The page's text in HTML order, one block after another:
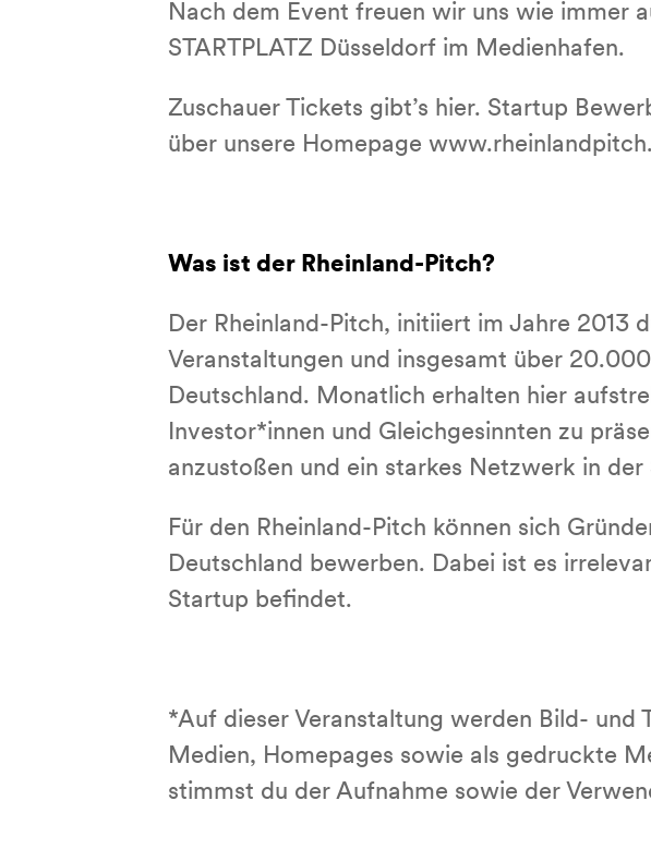
Nach dem Event freuen wir uns wie immer
STARTPLATZ Düsseldorf im Medienhafen.
Zuschauer Tickets gibt’s hier. Startup
über unsere Homepage
Was ist der Rheinland-Pitch?
Der Rheinland-Pitch, initiiert im Jahre 2013
Veranstaltungen und insgesamt über
Deutschland. Monatlich erhalten hier
Investor*innen und Gleichgesinnten zu
anzustoßen und ein starkes Netzwerk in der
Für den Rheinland-Pitch können sich
Deutschland bewerben. Dabei ist es
Startup befindet.
*Auf dieser Veranstaltung werden Bild- und
Medien, Homepages sowie als gedruckte
stimmst du der Aufnahme sowie der